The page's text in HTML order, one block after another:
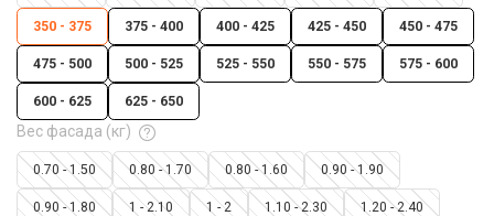
350 - 375 375 - 400 400 - 425 425 - 450 450 - 475
475 - 500 500 - 525 525 - 550 550 - 575 575 - 600
600 - 625 625 - 650
Вес фасада (кг)
0.70 - 1.50 0.80 - 1.70 0.80 - 1.60 0.90 - 1.90
0.90 - 1.80 1 - 2.10 1 - 2 1.10 - 2.30 1.20 - 2.40